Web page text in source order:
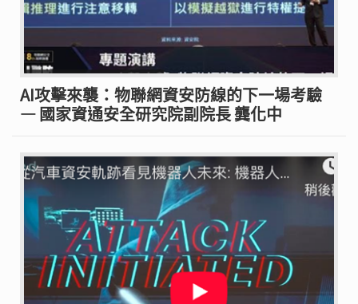
AI攻擊來襲：物聯網資安防線的下一場考驗
— 國家資通安全研究院副院長 龔化中